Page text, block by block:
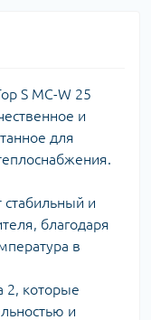
S MC-W 25
и
для
стабильный и
благодаря
в
2, которые
и